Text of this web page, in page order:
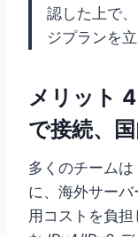
認した上で
ジプランを
メリット
で接続、
多くのチーム
に、海外サー
用コストを負